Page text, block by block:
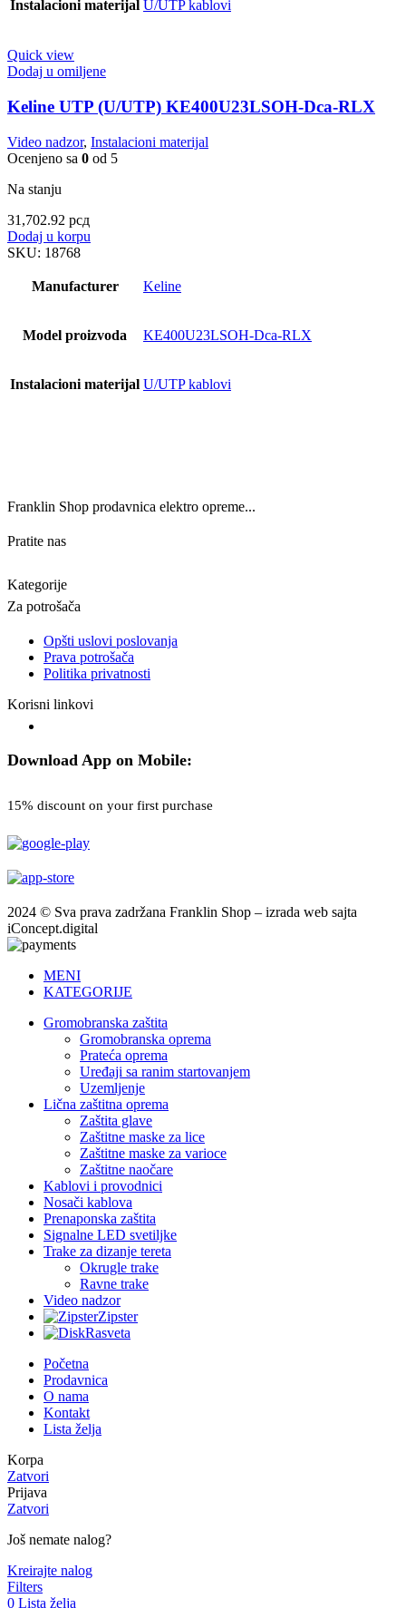
Instalacioni materijal U/UTP kablovi
Quick view
Dodaj u omiljene
Keline UTP (U/UTP) KE400U23LSOH-Dca-RLX
Video nadzor, Instalacioni materijal
Ocenjeno sa 0 od 5
Na stanju
31,702.92 рсд
Dodaj u korpu
SKU: 18768
Manufacturer Keline
Model proizvoda KE400U23LSOH-Dca-RLX
Instalacioni materijal U/UTP kablovi
Franklin Shop prodavnica elektro opreme...
Pratite nas
Kategorije
Za potrošača
Opšti uslovi poslovanja
Prava potrošača
Politika privatnosti
Korisni linkovi
Download App on Mobile:
15% discount on your first purchase
2024 © Sva prava zadržana Franklin Shop – izrada web sajta
iConcept.digital
MENI
KATEGORIJE
Gromobranska zaštita
Gromobranska oprema
Prateća oprema
Uređaji sa ranim startovanjem
Uzemljenje
Lična zaštitna oprema
Zaštita glave
Zaštitne maske za lice
Zaštitne maske za varioce
Zaštitne naočare
Kablovi i provodnici
Nosači kablova
Prenaponska zaštita
Signalne LED svetiljke
Trake za dizanje tereta
Okrugle trake
Ravne trake
Video nadzor
Zipster
Rasveta
Početna
Prodavnica
O nama
Kontakt
Lista želja
Korpa
Zatvori
Prijava
Zatvori
Još nemate nalog?
Kreirajte nalog
Filters
0 Lista želja